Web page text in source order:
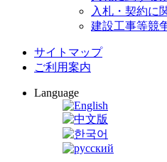
入札・契約に
建設工事等競
サイトマップ
ご利用案内
Language